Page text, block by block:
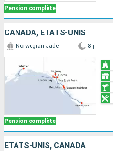
Pension complète
CANADA, ÉTATS-UNIS
Pension complète
Norwegian Jade 8 j
ÉTATS-UNIS, CANADA